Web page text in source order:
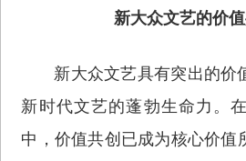
新大众文艺的价
新大众文艺具有突出的价
新时代文艺的蓬勃生命力。
中，价值共创已成为核心价值